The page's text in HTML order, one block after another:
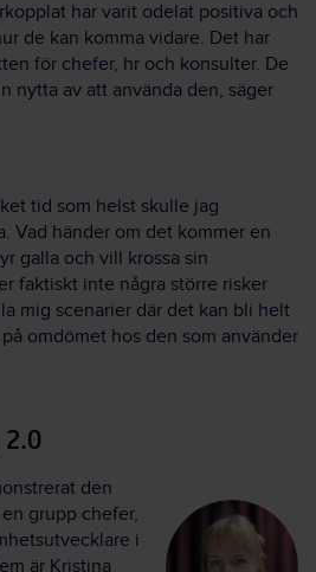
har varit odelat positiva och
de kan komma vidare. Det har
för chefer, hr och konsulter. De
nytta av att använda den, säger
tid som helst skulle jag
Vad händer om det kommer en
galla och vill krossa sin
faktiskt inte några större risker
mig scenarier där det kan bli helt
omdömet hos den som använder
den
grupp chefer,
i
är Kristina